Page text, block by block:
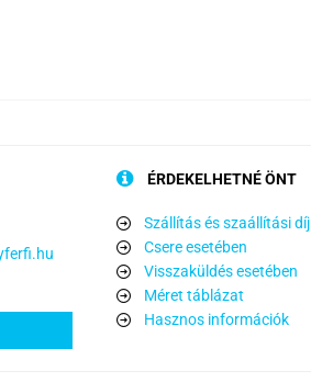
ÉRDEKELHETNÉ ÖNT
Szállítás és szaállítási díj
Csere esetében
Visszaküldés esetében
Méret táblázat
Hasznos információk